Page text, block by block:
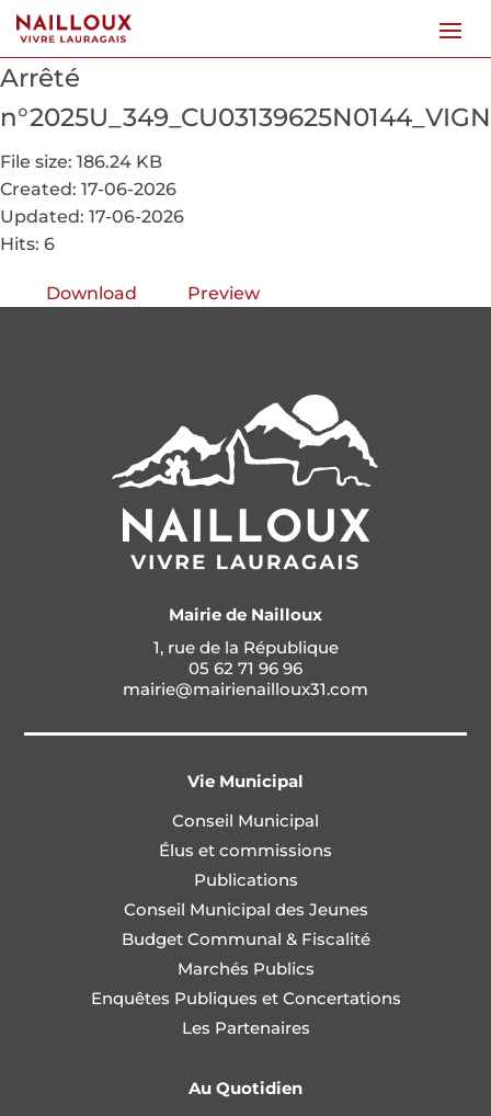
Arrêté
File size: 186.24 KB
Created: 17-06-2026
Updated: 17-06-2026
Hits: 6
Download Preview
Mairie de Nailloux
1, rue de la République
05 62 71 96 96
mairie@mairienailloux31.com
Vie Municipal
Conseil Municipal
Élus et commissions
Publications
Conseil Municipal des Jeunes
Budget Communal & Fiscalité
Marchés Publics
Enquêtes Publiques et Concertations
Les Partenaires
Au Quotidien